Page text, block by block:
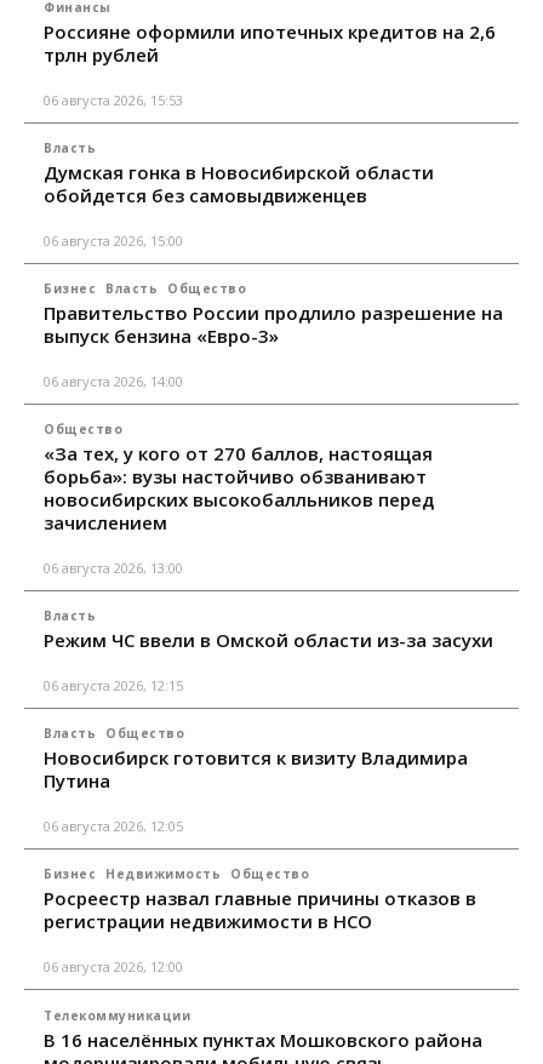
Финансы
Россияне оформили ипотечных кредитов на 2,6
трлн рублей
06 августа 2026, 15:53
Власть
Думская гонка в Новосибирской области
обойдется без самовыдвиженцев
06 августа 2026, 15:00
Бизнес Власть Общество
Правительство России продлило разрешение на
выпуск бензина «Евро-3»
06 августа 2026, 14:00
Общество
«За тех, у кого от 270 баллов, настоящая
борьба»: вузы настойчиво обзванивают
новосибирских высокобалльников перед
зачислением
06 августа 2026, 13:00
Власть
Режим ЧС ввели в Омской области из-за засухи
06 августа 2026, 12:15
Власть Общество
Новосибирск готовится к визиту Владимира
Путина
06 августа 2026, 12:05
Бизнес Недвижимость Общество
Росреестр назвал главные причины отказов в
регистрации недвижимости в НСО
06 августа 2026, 12:00
Телекоммуникации
В 16 населённых пунктах Мошковского района